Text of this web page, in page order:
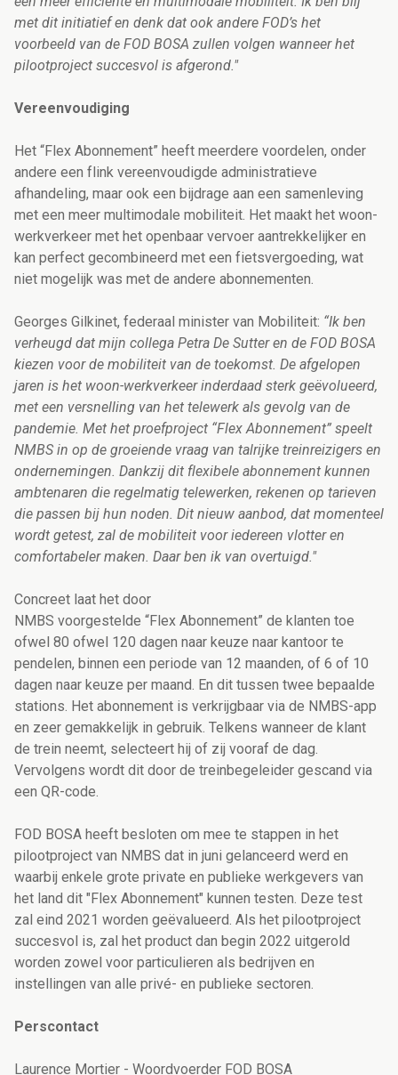
met dit initiatief en denk dat ook andere FOD’s het
voorbeeld van de FOD BOSA zullen volgen wanneer het
pilootproject succesvol is afgerond."
Vereenvoudiging
Het “Flex Abonnement” heeft meerdere voordelen, onder
andere een flink vereenvoudigde administratieve
afhandeling, maar ook een bijdrage aan een samenleving
met een meer multimodale mobiliteit. Het maakt het woon-
werkverkeer met het openbaar vervoer aantrekkelijker en
kan perfect gecombineerd met een fietsvergoeding, wat
niet mogelijk was met de andere abonnementen.
Georges Gilkinet, federaal minister van Mobiliteit: “Ik ben
verheugd dat mijn collega Petra De Sutter en de FOD BOSA
kiezen voor de mobiliteit van de toekomst. De afgelopen
jaren is het woon-werkverkeer inderdaad sterk geëvolueerd,
met een versnelling van het telewerk als gevolg van de
pandemie. Met het proefproject “Flex Abonnement” speelt
NMBS in op de groeiende vraag van talrijke treinreizigers en
ondernemingen. Dankzij dit flexibele abonnement kunnen
ambtenaren die regelmatig telewerken, rekenen op tarieven
die passen bij hun noden. Dit nieuw aanbod, dat momenteel
wordt getest, zal de mobiliteit voor iedereen vlotter en
comfortabeler maken. Daar ben ik van overtuigd."
Concreet laat het door
NMBS voorgestelde “Flex Abonnement” de klanten toe
ofwel 80 ofwel 120 dagen naar keuze naar kantoor te
pendelen, binnen een periode van 12 maanden, of 6 of 10
dagen naar keuze per maand. En dit tussen twee bepaalde
stations. Het abonnement is verkrijgbaar via de NMBS-app
en zeer gemakkelijk in gebruik. Telkens wanneer de klant
de trein neemt, selecteert hij of zij vooraf de dag.
Vervolgens wordt dit door de treinbegeleider gescand via
een QR-code.
FOD BOSA heeft besloten om mee te stappen in het
pilootproject van NMBS dat in juni gelanceerd werd en
waarbij enkele grote private en publieke werkgevers van
het land dit "Flex Abonnement" kunnen testen. Deze test
zal eind 2021 worden geëvalueerd. Als het pilootproject
succesvol is, zal het product dan begin 2022 uitgerold
worden zowel voor particulieren als bedrijven en
instellingen van alle privé- en publieke sectoren.
Perscontact
Laurence Mortier - Woordvoerder FOD BOSA